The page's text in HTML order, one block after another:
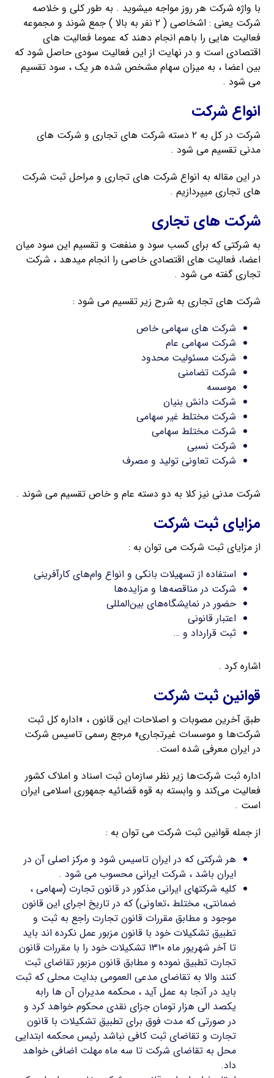
با واژه شرکت هر روز مواجه میشوید . به طور کلی و خلاصه
شرکت یعنی : اشخاصی ( ۲ نفر به بالا ) جمع شوند و مجموعه
فعالیت هایی را باهم انجام دهند که عموما فعالیت های
اقتصادی است و در نهایت از این فعالیت سودی حاصل شود که
بین اعضا ، به میزان سهام مشخص شده هر یک ، سود تقسیم
می شود .
انواع شرکت
شرکت در کل به ۲ دسته شرکت های تجاری و شرکت های
مدنی تقسیم می شود .
در این مقاله به انواع شرکت های تجاری و مراحل ثبت شرکت
های تجاری میپردازیم .
شرکت های تجاری
به شرکتی که برای کسب سود و منفعت و تقسیم این سود میان
اعضا، فعالیت های اقتصادی خاصی را انجام میدهد ، شرکت
تجاری گفته می شود .
شرکت های تجاری به شرح زیر تقسیم می شود :
شرکت های سهامی خاص
شرکت سهامی عام
شرکت مسئولیت محدود
شرکت تضامنی
موسسه
شرکت دانش بنیان
شرکت مختلط غیر سهامی
شرکت مختلط سهامی
شرکت نسبی
شرکت تعاونی تولید و مصرف
شرکت مدنی نیز کلا به دو دسته عام و خاص تقسیم می شوند .
مزایای ثبت شرکت
از مزایای ثبت شرکت می توان به :
استفاده از تسهیلات بانکی و انواع وام‌های کارآفرینی
شرکت در مناقصه‌ها و مزایده‌ها
حضور در نمایشگاه‌های بین‌المللی
اعتبار قانونی
ثبت قرارداد و …
اشاره کرد .
قوانین ثبت شرکت
طبق آخرین مصوبات و اصلاحات این قانون ، «اداره کل ثبت
شرکت‌ها و موسسات غیرتجاری» مرجع رسمی تاسیس شرکت
در ایران معرفی شده است.
اداره ثبت شرکت‌ها زیر نظر سازمان ثبت اسناد و املاک کشور
فعالیت می‌کند و وابسته به قوه قضائیه جمهوری اسلامی ایران
است .
از جمله قوانین ثبت شرکت می توان به :
هر شرکتی که در ایران تاسیس شود و مرکز اصلی آن در
ایران باشد ، شرکت ایرانی محسوب می شود .
کلیه شرکتهای ایرانی مذکور در قانون تجارت (سهامی ،
ضمانتی، مختلط ،تعاونی) که در تاریخ اجرای این قانون
موجود و مطابق مقررات قانون تجارت راجع به ثبت و
تطبیق تشکیلات خود با قانون مزبور عمل نکرده اند باید
تا آخر شهریور ماه ۱۳۱۰ تشکیلات خود را با مقررات قانون
تجارت تطبیق نموده و مطابق قانون مزبور تقاضای ثبت
کنند والا به تقاضای مدعی العمومی بدایت محلی که ثبت
باید در آنجا به عمل آید ، محکمه مدیران آن ها رابه
یکصد الی هزار تومان جزای نقدی محکوم خواهد کرد و
در صورتی که مدت فوق برای تطبیق تشکیلات با قانون
تجارت و تقاضای ثبت کافی نباشد رئیس محکمه ابتدایی
محل به تقاضای شرکت تا سه ماه مهلت اضافی خواهد
داد.